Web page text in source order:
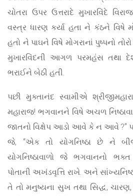
ચોતરા ઉપર ઉત્તરાદે મુખારવિંદે
વસ્ત્ર ધારણ કર્યા હતા ને કંઠને વિષે
હતો ને પાઘને વિષે મોગરાનાં પુષ્પનો
મુખારવિંદની આગળ પરમહંસ તથા
ભરાઈને બેઠી હતી.
પછી મુક્તાનંદ સ્વામીએ
મહારાજ! ભગવાનને વિષે અચળ
જાતનો વિક્ષેપ આડો આવે કે ન આવે ?”
જે, “એક તો યોગનિષ્ઠા છે ને
યોગનિષ્ઠાવાળો જે ભગવાનનો
પોતાની અખંડવૃત્તિ રાખે. અને
તે તો મનુષ્યના સુખ તથા સિદ્ધ, ચારણ,